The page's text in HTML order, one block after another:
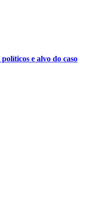
e alvo do caso